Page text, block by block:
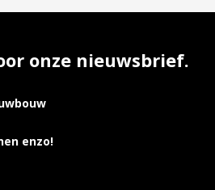
onze nieuwsbrief.
enzo!